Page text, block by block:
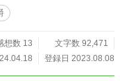
想数 13
文字数 92,471
登録日 2023.08.08